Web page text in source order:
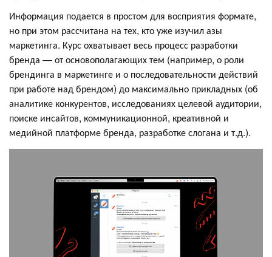
Информация подается в простом для восприятия формате,
но при этом рассчитана на тех, кто уже изучил азы
маркетинга. Курс охватывает весь процесс разработки
бренда — от основополагающих тем (например, о роли
брендинга в маркетинге и о последовательности действий
при работе над брендом) до максимально прикладных (об
аналитике конкурентов, исследованиях целевой аудитории,
поиске инсайтов, коммуникационной, креативной и
медийной платформе бренда, разработке слогана и т.д.).